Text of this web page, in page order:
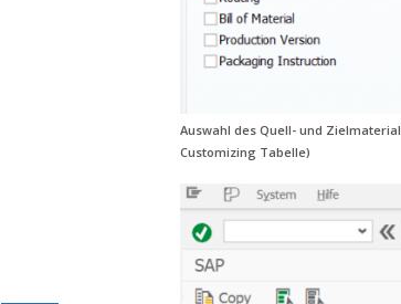
Auswahl des Quell- und
Customizing Tabelle)